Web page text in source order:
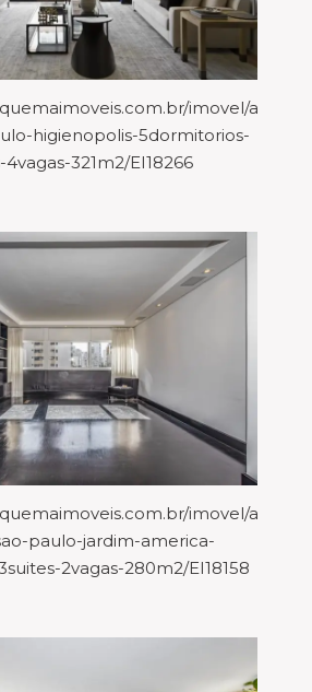
imovel/
higienopolis-5dormitorios-
4vagas-321m2/EI18266
imovel/
paulo-jardim-america-
2vagas-280m2/EI18158